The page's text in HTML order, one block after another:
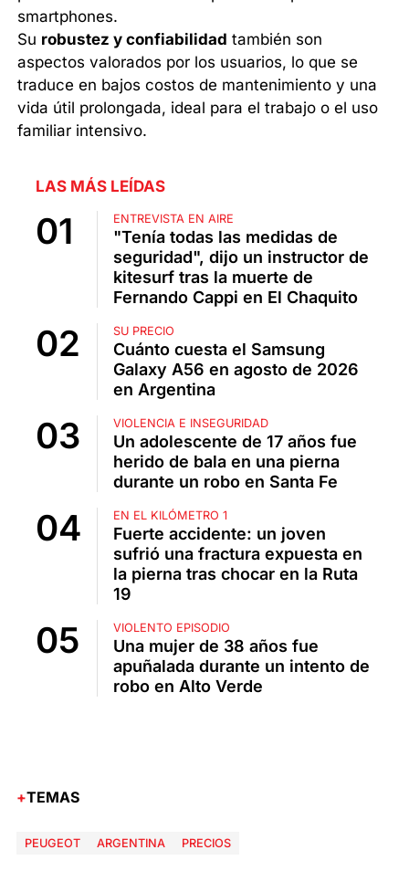
smartphones.
Su robustez y confiabilidad también son
aspectos valorados por los usuarios, lo que se
traduce en bajos costos de mantenimiento y una
vida útil prolongada, ideal para el trabajo o el uso
familiar intensivo.
LAS MÁS LEÍDAS
ENTREVISTA EN AIRE
"Tenía todas las medidas de
seguridad", dijo un instructor de
kitesurf tras la muerte de
Fernando Cappi en El Chaquito
SU PRECIO
Cuánto cuesta el Samsung
Galaxy A56 en agosto de 2026
en Argentina
VIOLENCIA E INSEGURIDAD
Un adolescente de 17 años fue
herido de bala en una pierna
durante un robo en Santa Fe
EN EL KILÓMETRO 1
Fuerte accidente: un joven
sufrió una fractura expuesta en
la pierna tras chocar en la Ruta
19
VIOLENTO EPISODIO
Una mujer de 38 años fue
apuñalada durante un intento de
robo en Alto Verde
TEMAS
PEUGEOT ARGENTINA PRECIOS